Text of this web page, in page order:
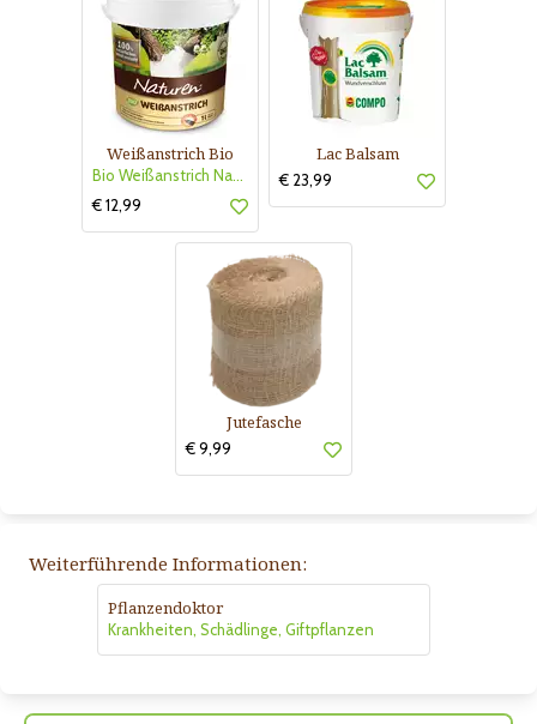
Weißanstrich Bio
Bio Weißanstrich Naturen
€ 12,99
Lac Balsam
€ 23,99
Jutefasche
€ 9,99
Weiterführende Informationen:
Pflanzendoktor
Krankheiten, Schädlinge, Giftpflanzen